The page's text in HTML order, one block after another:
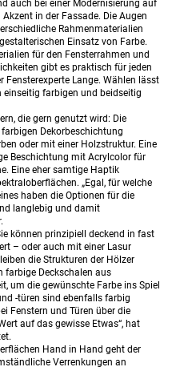
auch bei einer Modernisierung auf
in der Fassade. Die Augen
Rahmenmaterialien
Einsatz von Farbe.
für den Fensterrahmen und
gibt es praktisch für jeden
Fensterexperte Lange. Wählen lässt
einseitig farbigen und beidseitig
die gern genutzt wird: Die
Dekorbeschichtung
oder mit einer Holzstruktur. Eine
Beschichtung mit Acrylcolor für
Eine eher samtige Haptik
„Egal, für welche
haben die Optionen für die
langlebig und damit
können prinzipiell deckend in fast
– oder auch mit einer Lasur
die Strukturen der Hölzer
farbige Deckschalen aus
um die gewünschte Farbe ins Spiel
-türen sind ebenfalls farbig
Fenstern und Türen über die
auf das gewisse Etwas“, hat
Hand in Hand geht der
Verrenkungen an